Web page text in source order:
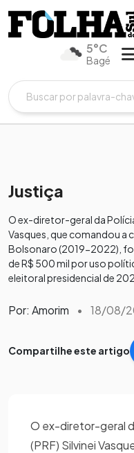
5°C
Bagé
Justiça
O ex-diretor-geral da
Vasques, que comandou a
Bolsonaro (2019-2022),
de R$ 500 mil por uso
eleitoral presidencial de
Por: Amorim • 18/08/
Compartilhe este artigo
O ex-diretor-geral
(PRF) Silvinei